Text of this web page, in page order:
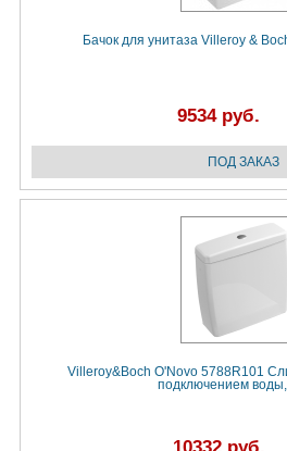
Бачок для унитаза Villeroy &
9534 руб.
Villeroy&Boch O'Novo 5788R101
подключением